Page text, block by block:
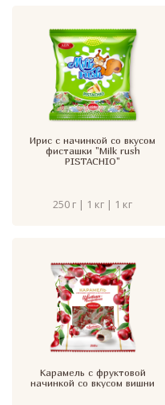
Ирис с начинкой со вкусом
фисташки "Milk rush
PISTACHIO"
250 г | 1 кг | 1 кг
Карамель с фруктовой
начинкой со вкусом вишни